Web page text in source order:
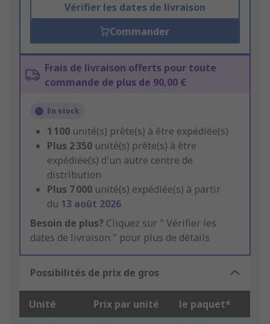
Vérifier les dates de livraison
Commander
Frais de livraison offerts pour toute
commande de plus de 90,00 €
En stock
1 100 unité(s) prête(s) à être expédiée(s)
Plus 2 350 unité(s) prête(s) à être
expédiée(s) d'un autre centre de
distribution
Plus 7 000 unité(s) expédiée(s) à partir
du 13 août 2026
Besoin de plus? Cliquez sur " Vérifier les
dates de livraison " pour plus de détails
Possibilités de prix de gros
Unité Prix par unité le paquet*